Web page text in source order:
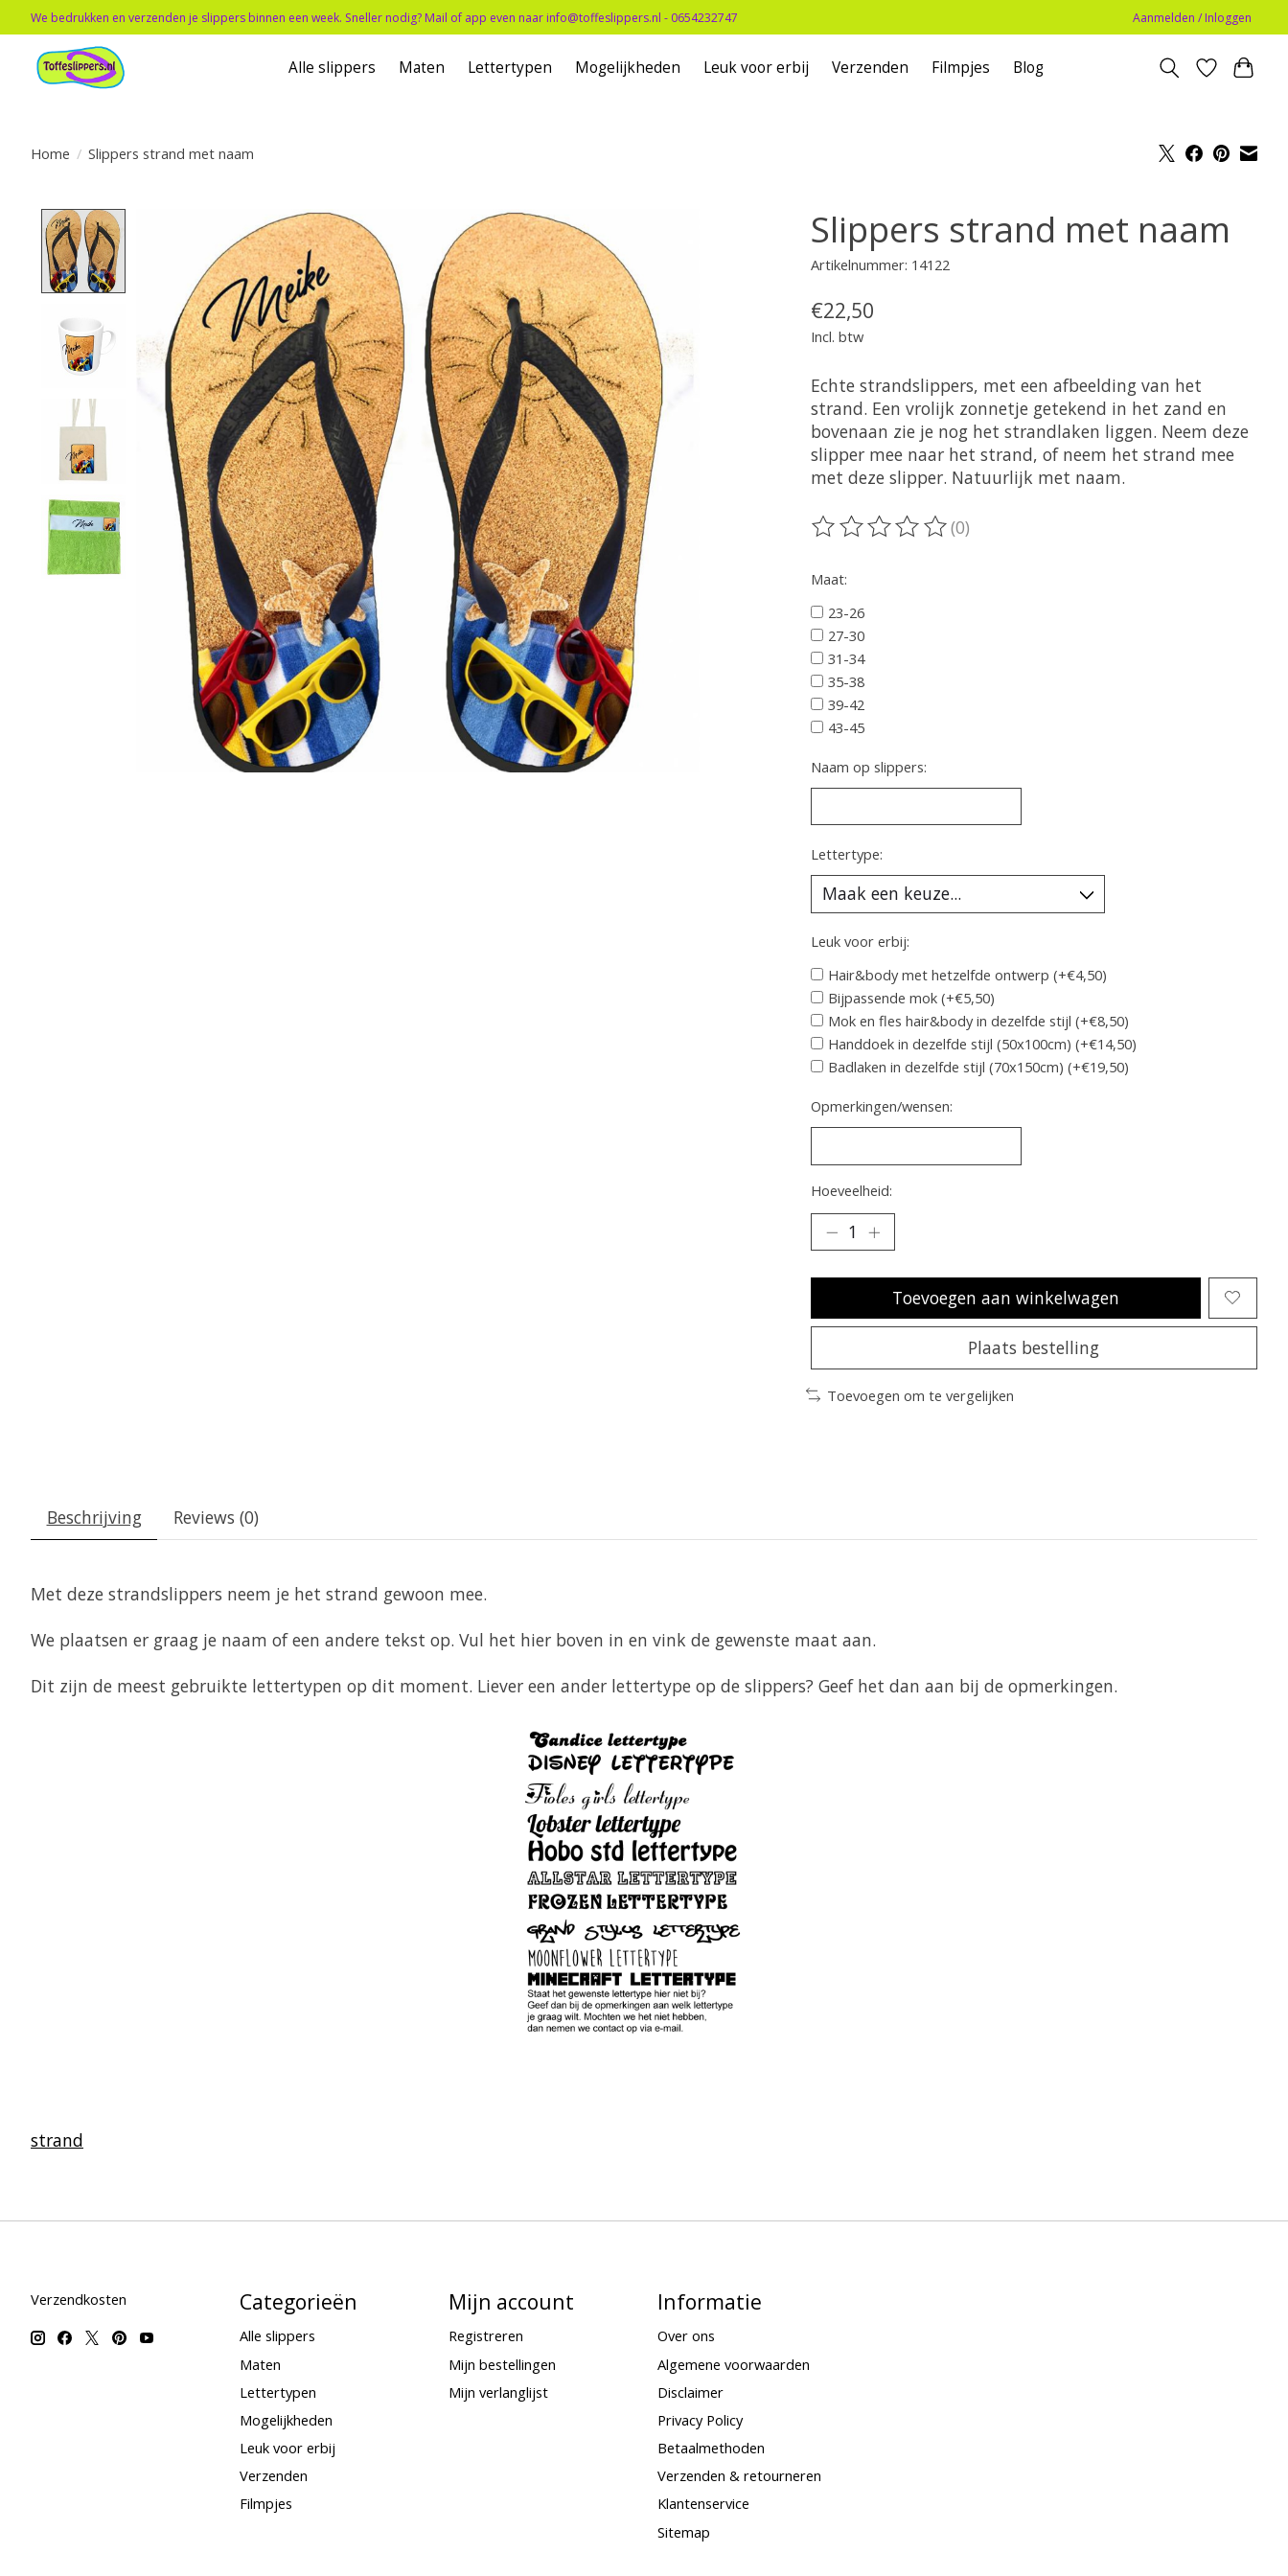
We bedrukken en verzenden je slippers binnen een week. Sneller nodig? Mail of app even naarinfo@toffeslippers.nl - 0654232747 Aanmelden / Inloggen
Alle slippers Maten Lettertypen Mogelijkheden Leuk voor erbij Verzenden Filmpjes Blog
Home / Slippers strand met naam
Product image slideshow Items Slippers strand met naam
Artikelnummer: 14122
€22,50
Incl. btw
Echte strandslippers, met een afbeelding van het
strand. Een vrolijk zonnetje getekend in het zand en
bovenaan zie je nog het strandlaken liggen. Neem deze
slipper mee naar het strand, of neem het strand mee
met deze slipper. Natuurlijk met naam.
De beoordeling van dit product is
(0)
Maat:
23-26
27-30
31-34
35-38
39-42
43-45
Naam op slippers:
Lettertype:
Leuk voor erbij:
Hair&body met hetzelfde ontwerp (+€4,50)
Bijpassende mok (+€5,50)
Mok en fles hair&body in dezelfde stijl (+€8,50)
Handdoek in dezelfde stijl (50x100cm) (+€14,50)
Badlaken in dezelfde stijl (70x150cm) (+€19,50)
Opmerkingen/wensen:
Hoeveelheid:
Toevoegen aan winkelwagen
Plaats bestelling
Toevoegen om te vergelijken
Beschrijving Reviews (0)
Met deze strandslippers neem je het strand gewoon mee.
We plaatsen er graag je naam of een andere tekst op. Vul het hier boven in en vink de gewenste maat aan.
Dit zijn de meest gebruikte lettertypen op dit moment. Liever een ander lettertype op de slippers? Geef het dan aan bij de opmerkingen.
strand
Verzendkosten Categorieën
Alle slippers
Maten
Lettertypen
Mogelijkheden
Leuk voor erbij
Verzenden
Filmpjes
Mijn account
Registreren
Mijn bestellingen
Mijn verlanglijst
Informatie
Over ons
Algemene voorwaarden
Disclaimer
Privacy Policy
Betaalmethoden
Verzenden & retourneren
Klantenservice
Sitemap